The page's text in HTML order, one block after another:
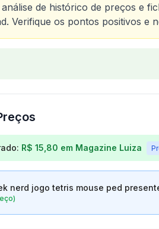
análise de histórico de preços e
. Verifique os pontos positivos e
paraMousepad geek nerd
R$ 15,80 em Magazine Luiza
nerd jogo tetris mouse ped